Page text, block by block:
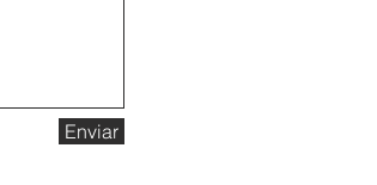
Enviar